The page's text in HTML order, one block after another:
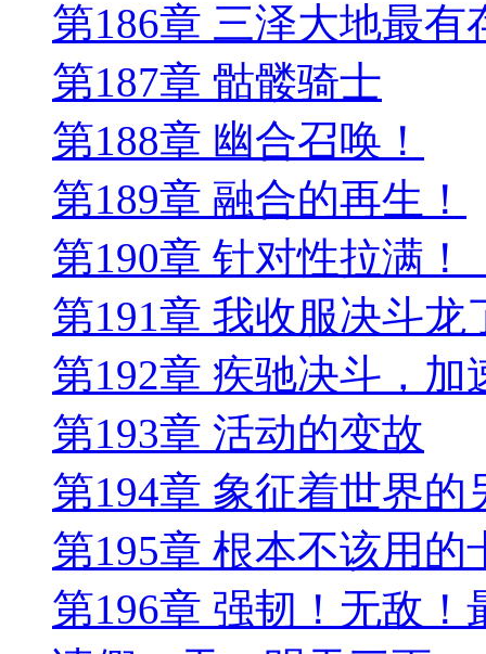
第186章 三泽大地最有
第187章 骷髅骑士
第188章 幽合召唤！
第189章 融合的再生！
第190章 针对性拉满！
第191章 我收服决斗龙
第192章 疾驰决斗，加
第193章 活动的变故
第194章 象征着世界的
第195章 根本不该用的
第196章 强韧！无敌！